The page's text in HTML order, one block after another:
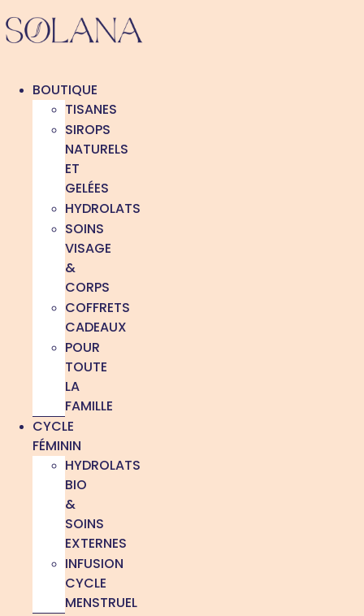
au
contenu
BOUTIQUE
TISANES
SIROPS
NATURELS
ET
GELÉES
HYDROLATS
SOINS
VISAGE
&
CORPS
COFFRETS
CADEAUX
POUR
TOUTE
LA
FAMILLE
CYCLE
FÉMININ
HYDROLATS
BIO
&
SOINS
EXTERNES
INFUSION
CYCLE
MENSTRUEL